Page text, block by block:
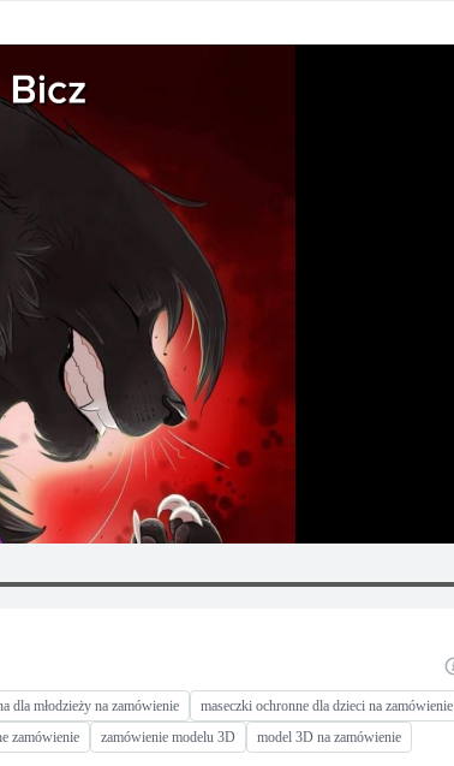
dla młodzieży na zamówienie maseczki ochronne dla dzieci na zamówienie
zamówienie zamówienie modelu 3D model 3D na zamówienie